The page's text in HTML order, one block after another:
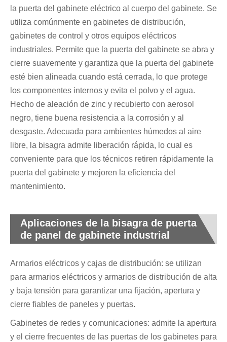
la puerta del gabinete eléctrico al cuerpo del gabinete. Se
utiliza comúnmente en gabinetes de distribución,
gabinetes de control y otros equipos eléctricos
industriales. Permite que la puerta del gabinete se abra y
cierre suavemente y garantiza que la puerta del gabinete
esté bien alineada cuando está cerrada, lo que protege
los componentes internos y evita el polvo y el agua.
Hecho de aleación de zinc y recubierto con aerosol
negro, tiene buena resistencia a la corrosión y al
desgaste. Adecuada para ambientes húmedos al aire
libre, la bisagra admite liberación rápida, lo cual es
conveniente para que los técnicos retiren rápidamente la
puerta del gabinete y mejoren la eficiencia del
mantenimiento.
Aplicaciones de la bisagra de puerta
de panel de gabinete industrial
Armarios eléctricos y cajas de distribución: se utilizan
para armarios eléctricos y armarios de distribución de alta
y baja tensión para garantizar una fijación, apertura y
cierre fiables de paneles y puertas.
Gabinetes de redes y comunicaciones: admite la apertura
y el cierre frecuentes de las puertas de los gabinetes para